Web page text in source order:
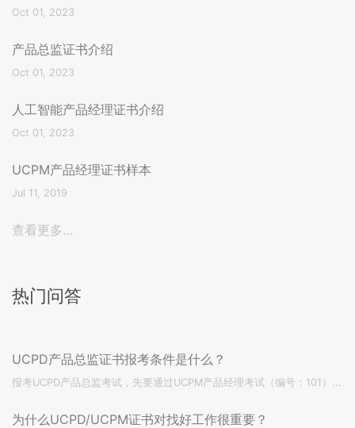
Oct 01, 2023
产品总监证书介绍
Oct 01, 2023
人工智能产品经理证书介绍
Oct 01, 2023
UCPM产品经理证书样本
Jul 11, 2019
查看更多…
热门问答
UCPD产品总监证书报考条件是什么？
报考UCPD产品总监考试，先要通过UCPM产品经理考试（编号：101）...
为什么UCPD/UCPM证书对找好工作很重要？